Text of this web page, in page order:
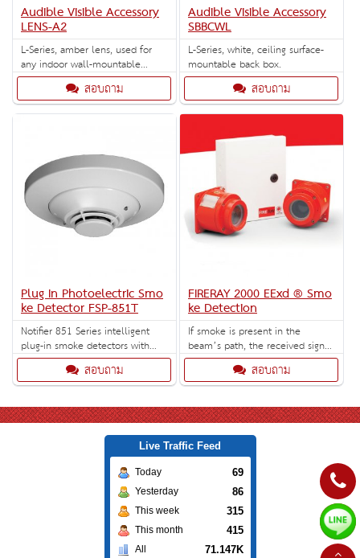
Audible Visible Accessory
LENS-A2
L-Series, amber lens, used for
any indoor wall-mountable
strobes. สอบถาม
Audible Visible Accessory
SBBCWL
L-Series, white, ceiling surface-
mountable back box.
สอบถาม
Plug In Photoelectric Smo
ke Detector FSP-851T
Notifier 851 Series intelligent
plug-in smoke detectors with
integral communication provide
features that surpass
conventional detectors.
สอบถาม
FIRERAY 2000 EExd ® Smo
ke Detection
If smoke is present in the
beam’s path, the received signal
is reduced by a level
determined by the density of
the smoke.
สอบถาม
Live Traffic Feed
Today 69
Yesterday 86
This week 315
This month 415
All 71.147K